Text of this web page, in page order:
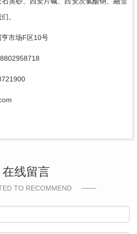
。
市场F区10号
在线留言
TO RECOMMEND